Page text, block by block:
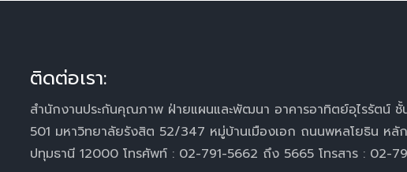
ติดต่อเรา:
สำนักงานประกันคุณภาพ ฝ่ายแผนและพัฒนา อาคารอาทิตย์อุไรรัตน์
501 มหาวิทยาลัยรังสิต 52/347 หมู่บ้านเมืองเอก ถนนพหลโยธิน หลั
ปทุมธานี 12000 โทรศัพท์ : 02-791-5662 ถึง 5665 โทรสาร : 02-